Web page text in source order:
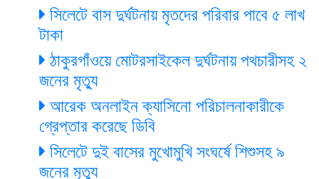
সিলেটে বাস দুর্ঘটনায় মৃতদের পরিবার পাবে ৫ লাখ
টাকা
ঠাকুরগাঁওয়ে মোটরসাইকেল দুর্ঘটনায় পথচারীসহ ২
জনের মৃত্যু
আরেক অনলাইন ক্যাসিনো পরিচালনাকারীকে
গ্রেপ্তার করেছে ডিবি
সিলেটে দুই বাসের মুখোমুখি সংঘর্ষে শিশুসহ ৯
জনের মৃত্যু